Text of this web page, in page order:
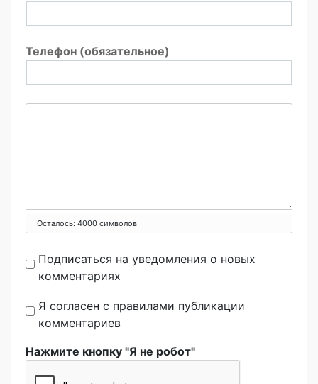
Телефон (обязательное)
Осталось: 4000 символов
Подписаться на уведомления о новых
комментариях
Я согласен с правилами публикации
комментариев
Нажмите кнопку "Я не робот"